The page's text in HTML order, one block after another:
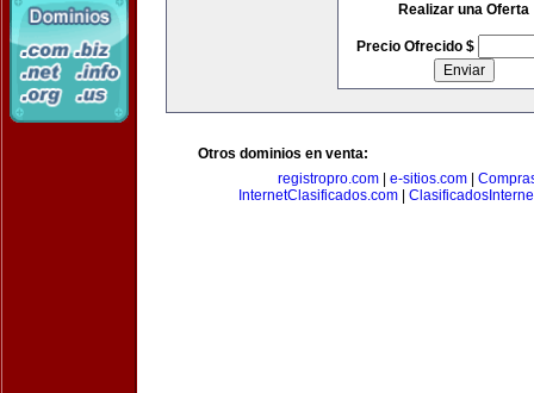
Realizar una Oferta
Precio Ofrecido $
Otros dominios en venta:
registropro.com
e-sitios.com
InternetClasificados.com